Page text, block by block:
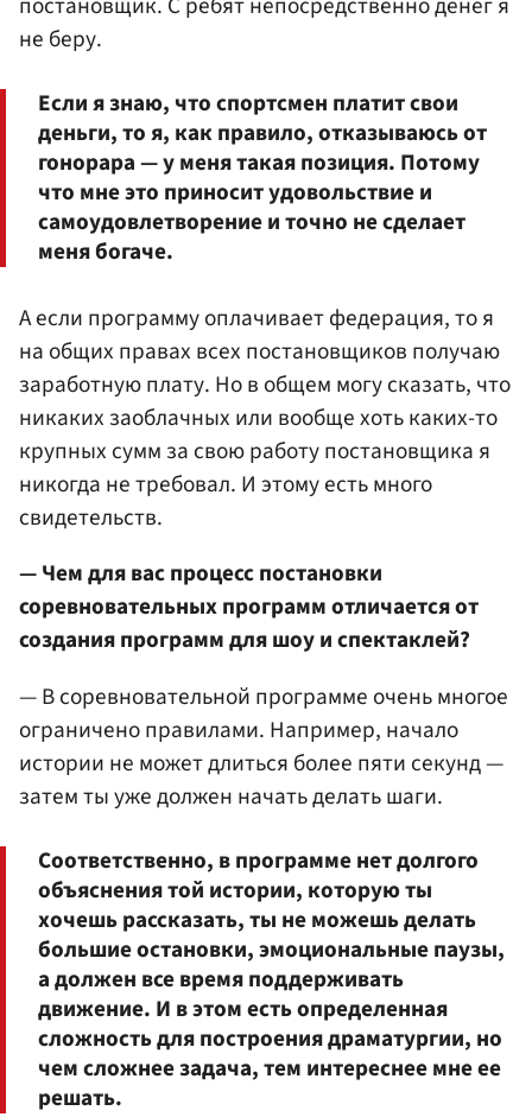
не беру.
Если я знаю, что спортсмен платит свои
деньги, то я, как правило, отказываюсь от
гонорара — у меня такая позиция. Потому
что мне это приносит удовольствие и
самоудовлетворение и точно не сделает
меня богаче.
А если программу оплачивает федерация, то я
на общих правах всех постановщиков получаю
заработную плату. Но в общем могу сказать, что
никаких заоблачных или вообще хоть каких-то
крупных сумм за свою работу постановщика я
никогда не требовал. И этому есть много
свидетельств.
— Чем для вас процесс постановки
соревновательных программ отличается от
создания программ для шоу и спектаклей?
— В соревновательной программе очень многое
ограничено правилами. Например, начало
истории не может длиться более пяти секунд —
затем ты уже должен начать делать шаги.
Соответственно, в программе нет долгого
объяснения той истории, которую ты
хочешь рассказать, ты не можешь делать
большие остановки, эмоциональные паузы,
а должен все время поддерживать
движение. И в этом есть определенная
сложность для построения драматургии, но
чем сложнее задача, тем интереснее мне ее
решать.